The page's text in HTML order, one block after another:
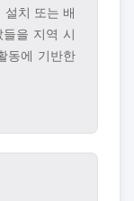
치 또는 배
을 지역 시
동에 기반한